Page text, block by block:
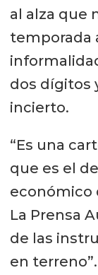
al alza que
temporada
dos dígitos
incierto.
“Es una
que es el
económico
La Prensa
de las
en